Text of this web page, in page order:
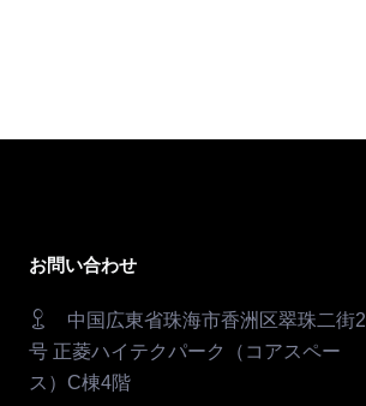
お問い合わせ
中国広東省珠海市香洲区翠珠二街2
号 正菱ハイテクパーク（コアスペー
ス）C棟4階